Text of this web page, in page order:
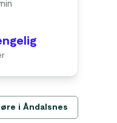
i Åndalsnes